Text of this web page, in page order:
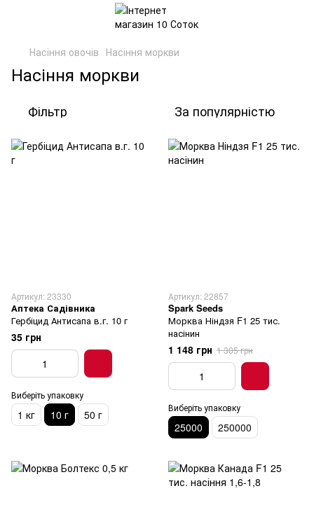
Насіння овочів Насіння моркви
Насіння моркви
Фільтр За популярністю
Артикул: 23330
Аптека Садівника
Гербіцид Антисапа в.г. 10 г
35 грн
Виберіть упаковку
1 кг 10 г 50 г
Артикул: 22857
Spark Seeds
Морква Ніндзя F1 25 тис.
насінин
1 148 грн 1 305 грн
Виберіть упаковку
25000 250000